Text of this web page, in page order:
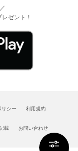
ゼント！
リシー 利用規約
載 お問い合わせ